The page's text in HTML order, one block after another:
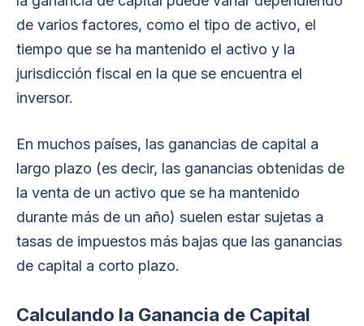
de varios factores, como el tipo de activo, el
tiempo que se ha mantenido el activo y la
jurisdicción fiscal en la que se encuentra el
inversor.
En muchos países, las ganancias de capital a
largo plazo (es decir, las ganancias obtenidas de
la venta de un activo que se ha mantenido
durante más de un año) suelen estar sujetas a
tasas de impuestos más bajas que las ganancias
de capital a corto plazo.
Calculando la Ganancia de Capital